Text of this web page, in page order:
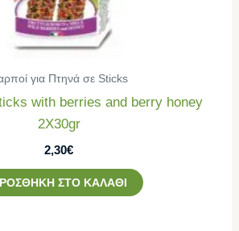
για Πτηνά σε Sticks
with berries and berry honey
2Χ30gr
2,30€
ΣΤΟ ΚΑΛΆΘΙ